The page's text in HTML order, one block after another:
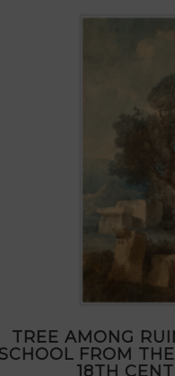
TREE AMONG
SCHOOL FROM
18TH